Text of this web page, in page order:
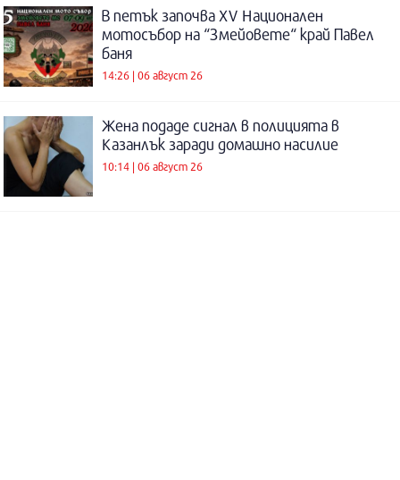
В петък започва XV Национален
мотосъбор на “Змейовете“ край Павел
баня
14:26 | 06 август 26
Жена подаде сигнал в полицията в
Казанлък заради домашно насилие
10:14 | 06 август 26